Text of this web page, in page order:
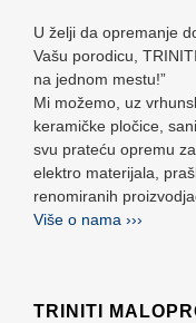
U želji da opremanje
Vašu porodicu,
na jednom mestu!”
Mi možemo, uz
keramičke pločice,
svu prateću opremu
elektro materijala,
renomiranih
Više o nama ›››
TRINITI